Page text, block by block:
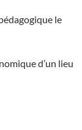
le
d’un lieu